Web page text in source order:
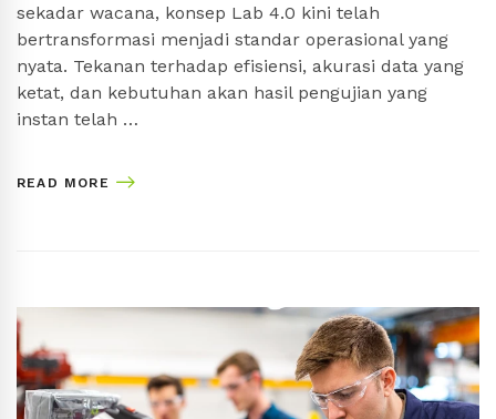
sekadar wacana, konsep Lab 4.0 kini telah
bertransformasi menjadi standar operasional yang
nyata. Tekanan terhadap efisiensi, akurasi data yang
ketat, dan kebutuhan akan hasil pengujian yang
instan telah …
READ MORE